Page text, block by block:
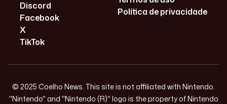
Discord
Facebook
X
TikTok
Política de privacidade
© 2025 Coelho News. This site is not affiliated with Nintendo.
"Nintendo" and "Nintendo (R)" logo is the property of Nintendo